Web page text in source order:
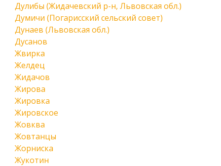
Дулибы (Жидачевский р-н, Львовская обл.)
Думичи (Погарисский сельский совет)
Дунаев (Львовская обл.)
Дусанов
Жвирка
Желдец
Жидачов
Жирова
Жировка
Жировское
Жовква
Жовтанцы
Жорниска
Жукотин